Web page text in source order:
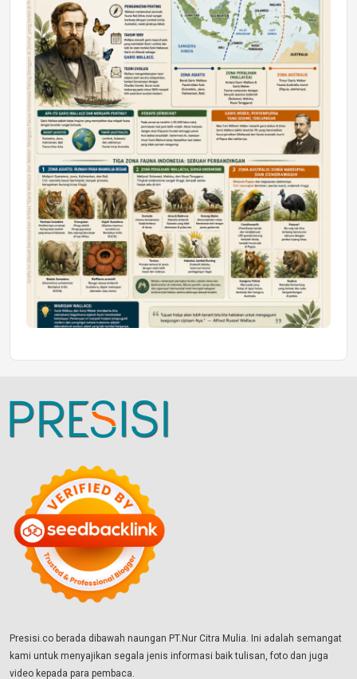
Astra Motor Kalimantan Timur 2 Dukung
Mahasiswa Samarinda dalam Astra
Honda SDGs Future Leaders 2026
Jumat, 10 Jul 2026 19:01
Presisi.co berada dibawah naungan PT.Nur Citra Mulia. Ini adalah semangat
kami untuk menyajikan segala jenis informasi baik tulisan, foto dan juga
video kepada para pembaca.